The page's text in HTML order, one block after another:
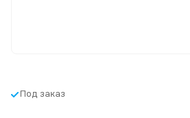
Под заказ